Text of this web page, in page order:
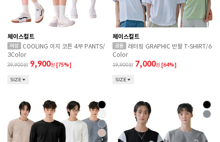
체이스컬트
COOLING 이지 코튼 4부 PANTS/
3Color
39,900 9,900원 [75%]
SIZE
체이스컬트
레터링 GRAPHIC 반팔 T-SHIRT/6
Color
19,900 7,000원 [64%]
SIZE